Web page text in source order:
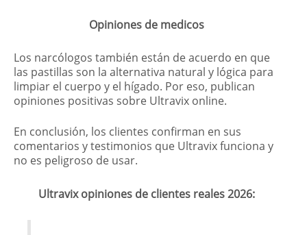
Opiniones de medicos
Los narcólogos también están de acuerdo en que
las pastillas son la alternativa natural y lógica para
limpiar el cuerpo y el hígado. Por eso, publican
opiniones positivas sobre Ultravix online.
En conclusión, los clientes confirman en sus
comentarios y testimonios que Ultravix funciona y
no es peligroso de usar.
Ultravix opiniones de clientes reales 2026: